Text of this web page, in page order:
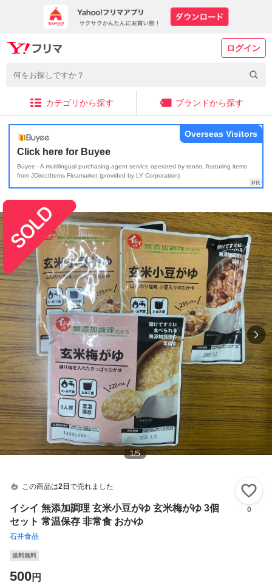
ログイン
カテゴリから探す ブランドから探す
Click here for Buyee
Buyee - A multilingual purchasing agent service operated by tenso, featuring items
from JDirectItems Fleamarket (provided by LY Corporation)
Overseas Visitors
1/5
この商品は2日 で売れました
イシイ 無添加調理 玄米小豆がゆ 玄米梅がゆ 3個
セット 常温保存 非常食 おかゆ
石井食品
0
送料無料
500円